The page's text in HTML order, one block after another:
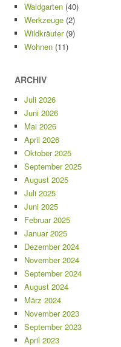
Waldgarten (40)
Werkzeuge (2)
Wildkräuter(9)
Wohnen (11)
ARCHIV
Juli 2026
Juni 2026
Mai 2026
April 2026
Oktober 2025
September 2025
August 2025
Juli 2025
Juni 2025
Februar 2025
Januar 2025
Dezember 2024
November 2024
September 2024
August 2024
März 2024
November 2023
September 2023
April 2023